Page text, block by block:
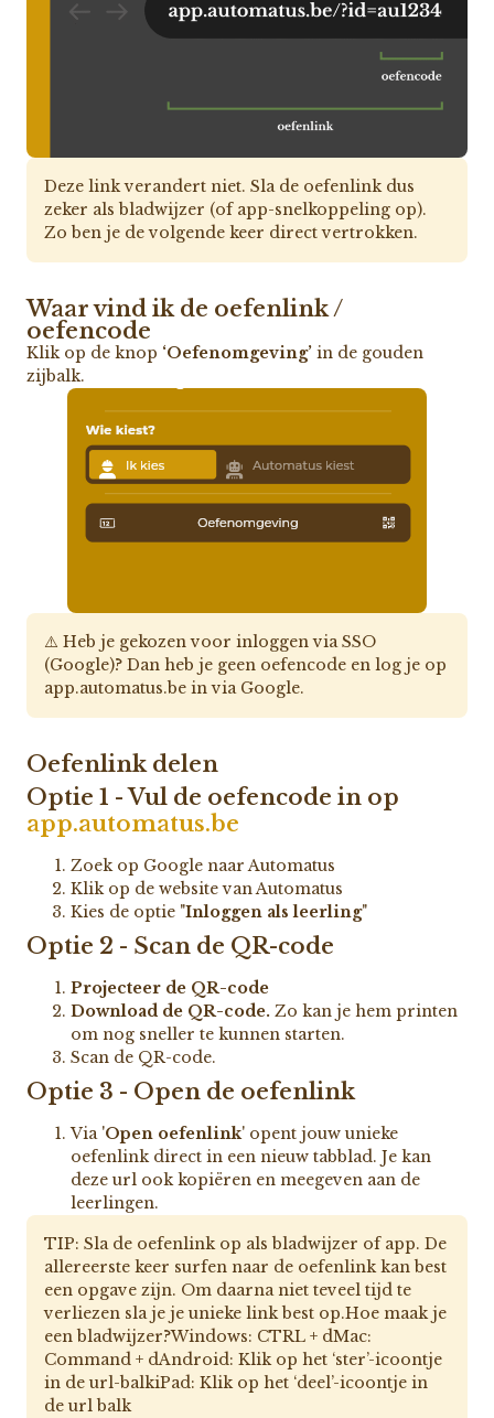
Deze link verandert niet. Sla de oefenlink dus
zeker als bladwijzer (of app-snelkoppeling op).
Zo ben je de volgende keer direct vertrokken.
Waar vind ik de oefenlink /
oefencode
Klik op de knop ‘Oefenomgeving’ in de gouden
zijbalk.
⚠️ Heb je gekozen voor inloggen via SSO
(Google)? Dan heb je geen oefencode en log je op
app.automatus.be in via Google.
Oefenlink delen
Optie 1 - Vul de oefencode in op
app.automatus.be
Zoek op Google naar Automatus
Klik op de website van Automatus
Kies de optie "Inloggen als leerling"
Optie 2 - Scan de QR-code
Projecteer de QR-code
Download de QR-code. Zo kan je hem printen
om nog sneller te kunnen starten.
Scan de QR-code.
Optie 3 - Open de oefenlink
Via 'Open oefenlink' opent jouw unieke
oefenlink direct in een nieuw tabblad. Je kan
deze url ook kopiëren en meegeven aan de
leerlingen.
TIP: Sla de oefenlink op als bladwijzer of app. De
allereerste keer surfen naar de oefenlink kan best
een opgave zijn. Om daarna niet teveel tijd te
verliezen sla je je unieke link best op.Hoe maak je
een bladwijzer?Windows: CTRL + dMac:
Command + dAndroid: Klik op het ‘ster’-icoontje
in de url-balkiPad: Klik op het ‘deel’-icoontje in
de url balk